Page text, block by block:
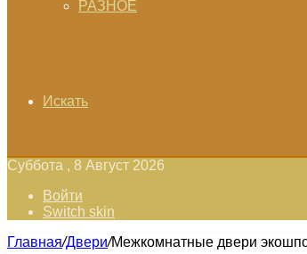
РАЗНОЕ
Искать
Суббота , 8 Август 2026
Войти
Switch skin
Главная/Двери/Межкомнатные двери